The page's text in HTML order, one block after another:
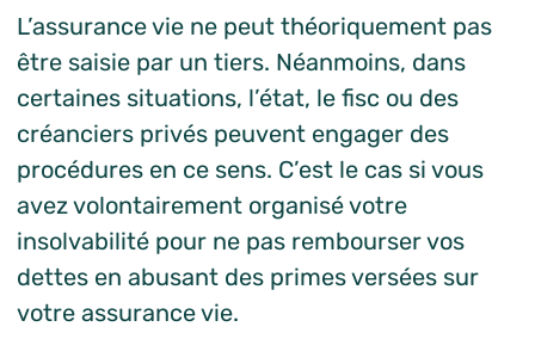
L’assurance vie ne peut théoriquement pas
être saisie par un tiers. Néanmoins, dans
certaines situations, l’état, le fisc ou des
créanciers privés peuvent engager des
procédures en ce sens. C’est le cas si vous
avez volontairement organisé votre
insolvabilité pour ne pas rembourser vos
dettes en abusant des primes versées sur
votre assurance vie.